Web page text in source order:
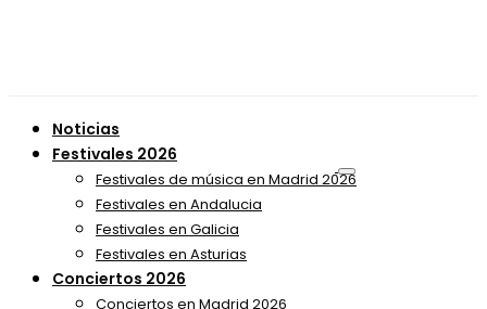
Noticias
Festivales 2026
Festivales de música en Madrid 2026
Festivales en Andalucia
Festivales en Galicia
Festivales en Asturias
Conciertos 2026
Conciertos en Madrid 2026